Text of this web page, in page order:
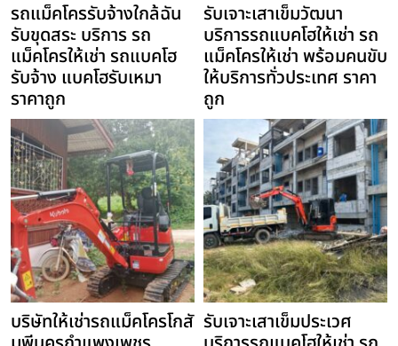
รถแม็คโครรับจ้างใกล้ฉัน
รับขุดสระ บริการ รถ
แม็คโครให้เช่า รถแบคโฮ
รับจ้าง แบคโฮรับเหมา
ราคาถูก
รับเจาะเสาเข็มวัฒนา
บริการรถแบคโฮให้เช่า รถ
แม็คโครให้เช่า พร้อมคนขับ
ให้บริการทั่วประเทศ ราคา
ถูก
บริษัทให้เช่ารถแม็คโครโกสั รับเจาะเสาเข็มประเวศ